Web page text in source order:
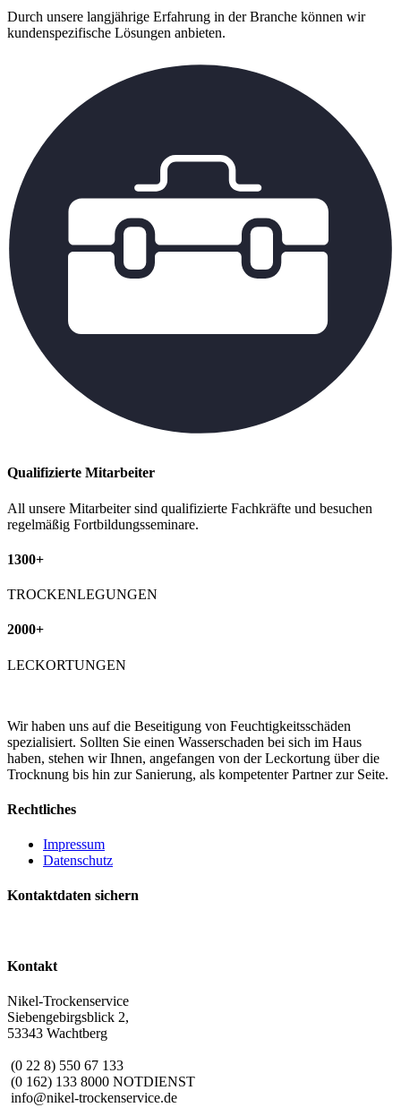
Durch unsere langjährige Erfahrung in der Branche können wir
kundenspezifische Lösungen anbieten.
Qualifizierte Mitarbeiter
All unsere Mitarbeiter sind qualifizierte Fachkräfte und besuchen
regelmäßig Fortbildungsseminare.
1300+
TROCKENLEGUNGEN
2000+
LECKORTUNGEN
Wir haben uns auf die Beseitigung von Feuchtigkeitsschäden
spezialisiert. Sollten Sie einen Wasserschaden bei sich im Haus
haben, stehen wir Ihnen, angefangen von der Leckortung über die
Trocknung bis hin zur Sanierung, als kompetenter Partner zur Seite.
Rechtliches
Impressum
Datenschutz
Kontaktdaten sichern
Kontakt
Nikel-Trockenservice
Siebengebirgsblick 2,
53343 Wachtberg
(0 22 8) 550 67 133
(0 162) 133 8000 NOTDIENST
info@nikel-trockenservice.de